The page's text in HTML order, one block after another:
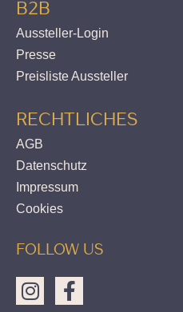
B2B
Aussteller-Login
Presse
Preisliste Aussteller
RECHTLICHES
AGB
Datenschutz
Impressum
Cookies
FOLLOW US